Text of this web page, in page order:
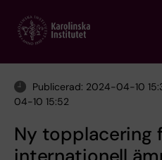
main
Publicerad: 2024-04-10
04-10 15:52
Ny topplacering